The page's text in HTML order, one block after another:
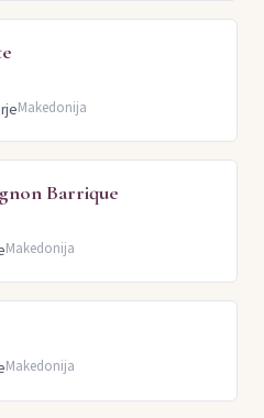
Makedonija
Barrique
Makedonija
Makedonija